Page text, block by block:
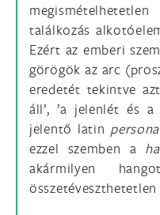
találkozás
Ezért az emberi
görögök az arc
eredetét tekintve
áll’, ’a jelenlét és
jelentő latin persona
ezzel szemben a
akármilyen